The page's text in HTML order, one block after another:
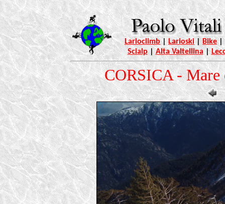
Larioclimb| Larioski| Bike|
Scialp|Alta Valtellina|
CORSICA -